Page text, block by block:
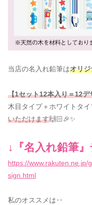
当店の名入れ鉛筆はオリ
【1セット12本入り＝12デ
木目タイプ＋ホワイトタイ
いただけます🙌🏻🎉✨
↓『名入れ鉛筆
https://www.rakuten.ne.jp/
sign.html
私のオススメは‥